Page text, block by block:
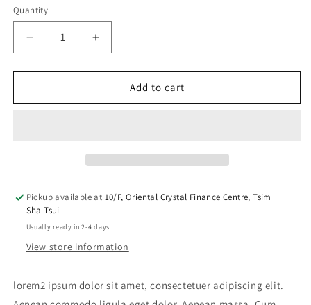
Quantity
Decrease
quantity
for
Chair
Increase
quantity
for
lorem2
Chair
Add to cart
Pickup available at 10/F, Oriental Crystal Finance Centre, Tsim
Sha Tsui
Usually ready in 2-4 days
View store information
lorem2 ipsum dolor sit amet, consectetuer adipiscing elit.